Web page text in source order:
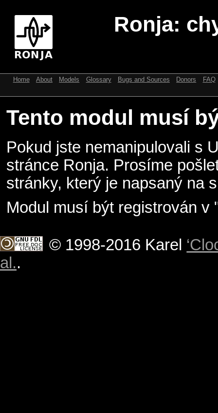
Ronja:
Home About Models Glossary Bugs and Sources Donors FAQ
Tento modul musí
Pokud jste nemanipulovali s
stránce Ronja. Prosíme
stránky, který je napsaný na
Modul musí být registrován v
© 1998-2016 Karel
al..